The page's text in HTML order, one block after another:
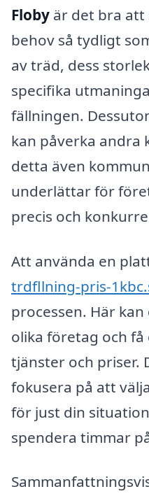
Floby är det bra att
behov så tydligt
av träd, dess
specifika
fällningen.
kan påverka
detta även
underlättar för
precis och
Att använda en
trdfllning-pris-
processen. Här
olika företag och
tjänster och priser.
fokusera på att
för just din
spendera timmar